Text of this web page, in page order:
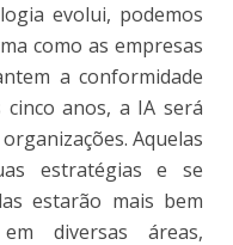
evolui, podemos
como as empresas
a conformidade
anos, a IA será
Aquelas
estratégias e se
estarão mais bem
diversas áreas,